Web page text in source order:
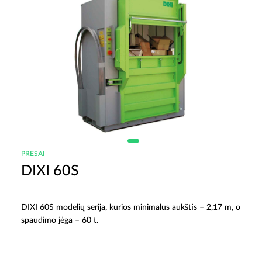
PRESAI
DIXI 60S
DIXI 60S modelių serija, kurios minimalus aukštis – 2,17 m, o
spaudimo jėga – 60 t.